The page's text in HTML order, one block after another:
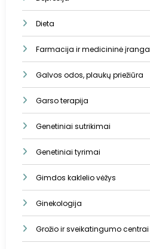
Dieta
Farmacija ir medicininė įranga
Galvos odos, plaukų priežiūra
Garso terapija
Genetiniai sutrikimai
Genetiniai tyrimai
Gimdos kaklelio vėžys
Ginekologija
Grožio ir sveikatingumo centrai